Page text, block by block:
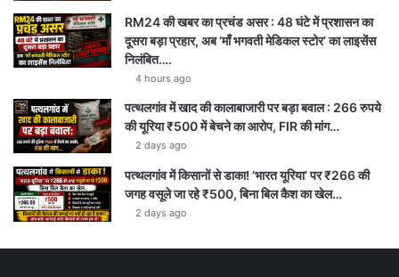
RM24 की खबर का प्रचंड असर : 48 घंटे में प्रशासन का
दूसरा बड़ा प्रहार, अब ‘माँ भगवती मेडिकल स्टोर’ का लाइसेंस
निलंबित….
4 hours ago
पत्थलगांव में खाद की कालाबाजारी पर बड़ा बवाल : 266 रुपये
की यूरिया ₹500 में बेचने का आरोप, FIR की मांग…
2 days ago
पत्थलगांव में किसानों से डाका! ‘भारत यूरिया’ पर ₹266 की
जगह वसूले जा रहे ₹500, बिना बिल कैश का खेल…
2 days ago